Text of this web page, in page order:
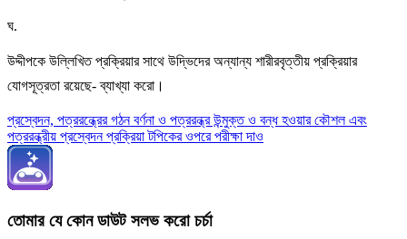
ঘ.
উদ্দীপকে উল্লিখিত প্রক্রিয়ার সাথে উদ্ভিদের অন্যান্য শারীরবৃত্তীয় প্রক্রিয়ার
যোগসূত্রতা রয়েছে- ব্যাখ্যা করো।
প্রস্বেদন, পত্ররন্ধ্রের গঠন বর্ণনা ও পত্ররন্ধ্র উন্মুক্ত ও বন্ধ হওয়ার কৌশল এবং
পত্ররন্ধ্রীয় প্রস্বেদন প্রক্রিয়া টপিকের ওপরে পরীক্ষা দাও
তোমার যে কোন ডাউট সলভ করো চর্চা